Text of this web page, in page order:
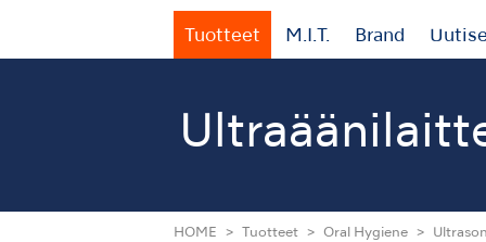
Tuotteet M.I.T. Brand
HOME Tuotteet Oral Hygiene